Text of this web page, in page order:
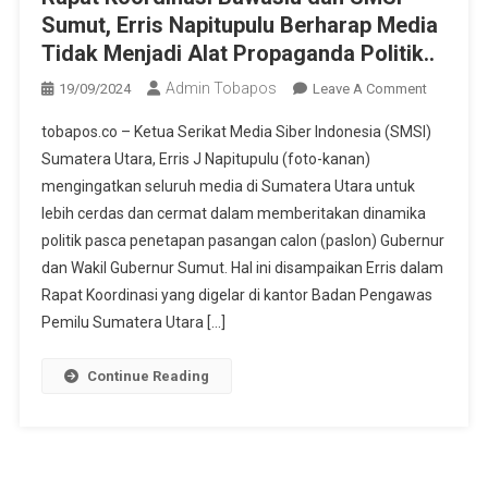
Sumut, Erris Napitupulu Berharap Media
Tidak Menjadi Alat Propaganda Politik..
19/09/2024 Admin Tobapos Leave A CommentOn Rapat
Bawaslu
Berharap
Media
Menjadi
tobapos.co – Ketua Serikat Media Siber Indonesia (SMSI)
Sumatera Utara, Erris J Napitupulu (foto-kanan)
mengingatkan seluruh media di Sumatera Utara untuk
lebih cerdas dan cermat dalam memberitakan dinamika
politik pasca penetapan pasangan calon (paslon) Gubernur
dan Wakil Gubernur Sumut. Hal ini disampaikan Erris dalam
Rapat Koordinasi yang digelar di kantor Badan Pengawas
Pemilu Sumatera Utara […]
Continue Reading